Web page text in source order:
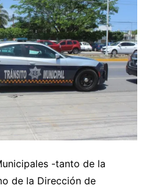
-tanto de la
de la Dirección de